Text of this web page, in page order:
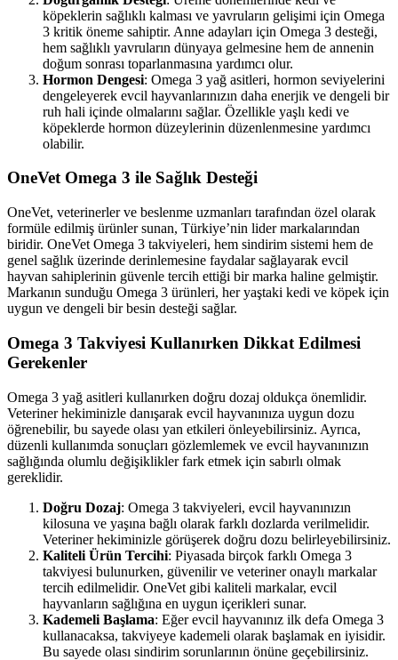
köpeklerin sağlıklı kalması ve yavruların gelişimi için Omega
3 kritik öneme sahiptir. Anne adayları için Omega 3 desteği,
hem sağlıklı yavruların dünyaya gelmesine hem de annenin
doğum sonrası toparlanmasına yardımcı olur.
Hormon Dengesi: Omega 3 yağ asitleri, hormon seviyelerini
dengeleyerek evcil hayvanlarınızın daha enerjik ve dengeli bir
ruh hali içinde olmalarını sağlar. Özellikle yaşlı kedi ve
köpeklerde hormon düzeylerinin düzenlenmesine yardımcı
olabilir.
OneVet Omega 3 ile Sağlık Desteği
OneVet, veterinerler ve beslenme uzmanları tarafından özel olarak
formüle edilmiş ürünler sunan, Türkiye’nin lider markalarından
biridir. OneVet Omega 3 takviyeleri, hem sindirim sistemi hem de
genel sağlık üzerinde derinlemesine faydalar sağlayarak evcil
hayvan sahiplerinin güvenle tercih ettiği bir marka haline gelmiştir.
Markanın sunduğu Omega 3 ürünleri, her yaştaki kedi ve köpek için
uygun ve dengeli bir besin desteği sağlar.
Omega 3 Takviyesi Kullanırken Dikkat Edilmesi
Gerekenler
Omega 3 yağ asitleri kullanırken doğru dozaj oldukça önemlidir.
Veteriner hekiminizle danışarak evcil hayvanınıza uygun dozu
öğrenebilir, bu sayede olası yan etkileri önleyebilirsiniz. Ayrıca,
düzenli kullanımda sonuçları gözlemlemek ve evcil hayvanınızın
sağlığında olumlu değişiklikler fark etmek için sabırlı olmak
gereklidir.
Doğru Dozaj: Omega 3 takviyeleri, evcil hayvanınızın
kilosuna ve yaşına bağlı olarak farklı dozlarda verilmelidir.
Veteriner hekiminizle görüşerek doğru dozu belirleyebilirsiniz.
Kaliteli Ürün Tercihi: Piyasada birçok farklı Omega 3
takviyesi bulunurken, güvenilir ve veteriner onaylı markalar
tercih edilmelidir. OneVet gibi kaliteli markalar, evcil
hayvanların sağlığına en uygun içerikleri sunar.
Kademeli Başlama: Eğer evcil hayvanınız ilk defa Omega 3
kullanacaksa, takviyeye kademeli olarak başlamak en iyisidir.
Bu sayede olası sindirim sorunlarının önüne geçebilirsiniz.